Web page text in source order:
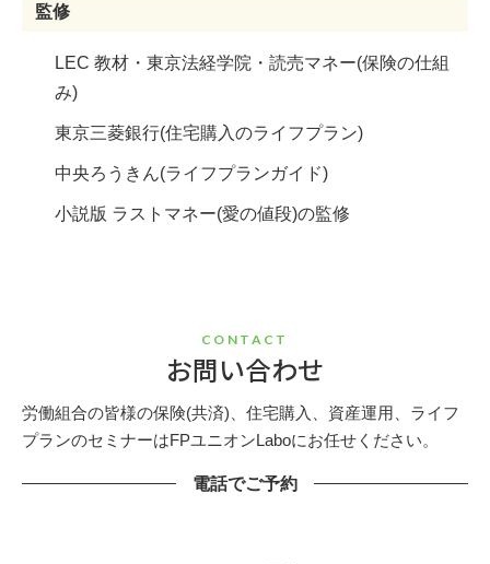
監修
LEC 教材・東京法経学院・読売マネー(保険の仕組
み)
東京三菱銀行(住宅購入のライフプラン)
中央ろうきん(ライフプランガイド)
小説版 ラストマネー(愛の値段)の監修
CONTACT
お問い合わせ
労働組合の皆様の保険(共済)、住宅購入、資産運用、ライフ
プランのセミナーはFPユニオンLaboにお任せください。
電話でご予約